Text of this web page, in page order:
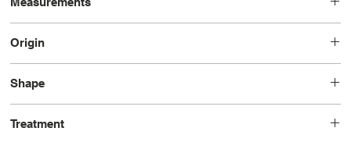
Origin
Shape
Treatment